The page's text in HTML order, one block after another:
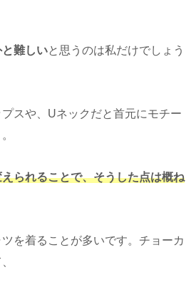
難しいと思うのは私だけでしょう
スや、Uネックだと首元にモチー
られることで、そうした点は概ね
を着ることが多いです。チョーカ